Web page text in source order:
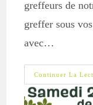
greffeurs de
greffer sous
avec…
Continuer La